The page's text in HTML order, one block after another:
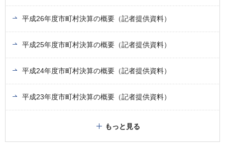
平成26年度市町村決算の概要（記者提供資料）
平成25年度市町村決算の概要（記者提供資料）
平成24年度市町村決算の概要（記者提供資料）
平成23年度市町村決算の概要（記者提供資料）
もっと見る